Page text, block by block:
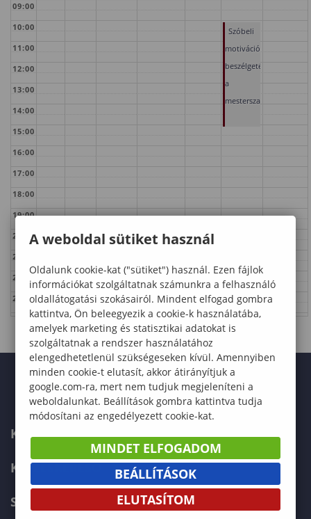
09:00
10:00
11:00
12:00
13:00
14:00
15:00
16:00
17:00
18:00
19:00
20:00
21:00
22:00
23:00
Szóbeli
motivációs
beszélgetés
a
mesterszakokra
KAPCSOLAT
KÉPZÉSKERESŐ
SZERVEZETI FELÉPÍTÉS
A weboldal sütiket használ
Oldalunk cookie-kat ("sütiket") használ. Ezen fájlok
információkat szolgáltatnak számunkra a felhasználó
oldallátogatási szokásairól. Mindent elfogad gombra
kattintva, Ön beleegyezik a cookie-k használatába,
amelyek marketing és statisztikai adatokat is
szolgáltatnak a rendszer használatához
elengedhetetlenül szükségeseken kívül. Amennyiben
minden cookie-t elutasít, akkor átirányítjuk a
google.com-ra, mert nem tudjuk megjeleníteni a
weboldalunkat. Beállítások gombra kattintva tudja
módosítani az engedélyezett cookie-kat.
MINDET ELFOGADOM
BEÁLLÍTÁSOK
ELUTASÍTOM